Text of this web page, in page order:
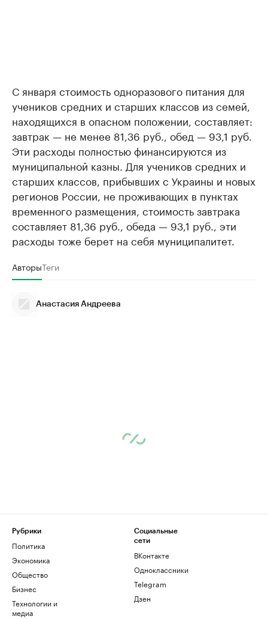
С января стоимость одноразового питания для
учеников средних и старших классов из семей,
находящихся в опасном положении, составляет:
завтрак — не менее 81,36 руб., обед — 93,1 руб.
Эти расходы полностью финансируются из
муниципальной казны. Для учеников средних и
старших классов, прибывших с Украины и новых
регионов России, не проживающих в пунктах
временного размещения, стоимость завтрака
составляет 81,36 руб., обеда — 93,1 руб., эти
расходы тоже берет на себя муниципалитет.
АвторыТеги
Анастасия Андреева
Рубрики
Политика
Экономика
Общество
Бизнес
Технологии и
медиа
Социальные
сети
ВКонтакте
Одноклассники
Telegram
Дзен